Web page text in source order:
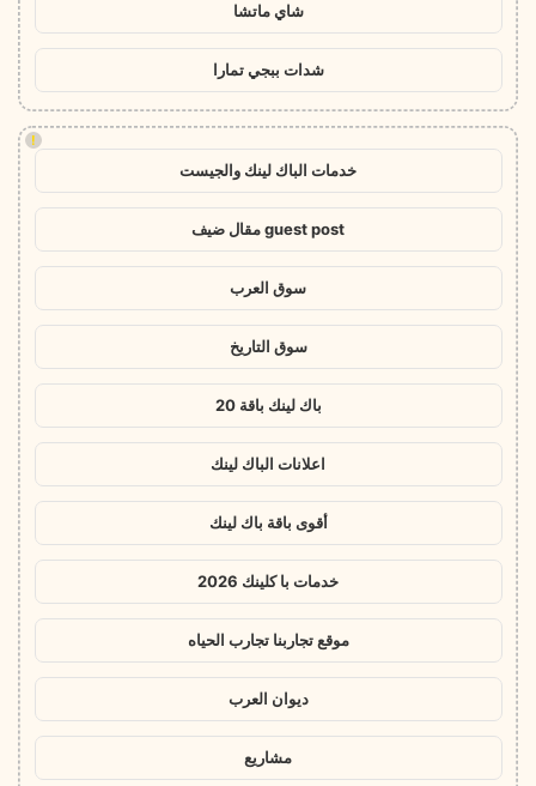
شاي ماتشا
شدات ببجي تمارا
!
خدمات الباك لينك والجيست
guest post مقال ضيف
سوق العرب
سوق التاريخ
باك لينك باقة 20
اعلانات الباك لينك
أقوى باقة باك لينك
خدمات با كلينك 2026
موقع تجاربنا تجارب الحياه
ديوان العرب
مشاريع